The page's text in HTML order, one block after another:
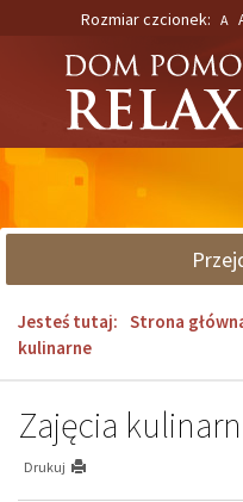
wyszukiwarki
Rozmiar czcionek: A
Jesteś tutaj: Strona
kulinarne
Zajęcia
Drukuj